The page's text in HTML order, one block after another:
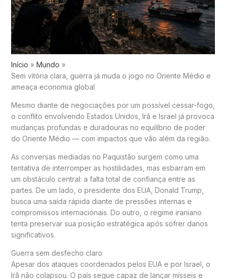
Início
Mundo
Sem vitória clara, guerra já muda o jogo no Oriente Médio e
ameaça economia global
Mesmo diante de negociações por um possível cessar-fogo,
o conflito envolvendo Estados Unidos, Irã e Israel já provoca
mudanças profundas e duradouras no equilíbrio de poder
do Oriente Médio — com impactos que vão além da região.
As conversas mediadas no Paquistão surgem como uma
tentativa de interromper as hostilidades, mas esbarram em
um obstáculo central: a falta total de confiança entre as
partes. De um lado, o presidente dos EUA, Donald Trump
busca uma saída rápida diante de pressões internas e
compromissos internacionais. Do outro, o regime iraniano
tenta preservar sua posição estratégica após sofrer danos
significativos.
Guerra sem desfecho claro
Apesar dos ataques coordenados pelos EUA e por Israel, o
Irã não colapsou. O país segue capaz de lançar mísseis e